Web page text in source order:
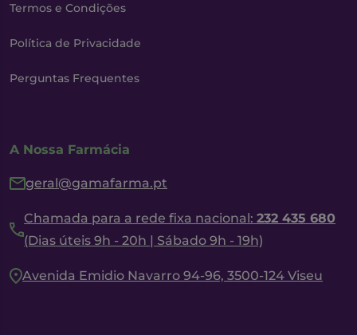
Termos e Condições
Política de Privacidade
Perguntas Frequentes
A Nossa Farmácia
geral@gamafarma.pt
Chamada para a rede fixa nacional: 232 435 680
(Dias úteis 9h - 20h | Sábado 9h - 19h)
Avenida Emidio Navarro 94-96, 3500-124 Viseu